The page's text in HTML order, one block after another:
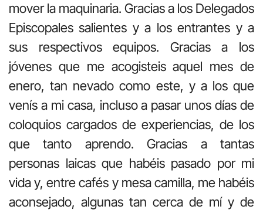
mover la maquinaria. Gracias a los Delegados
Episcopales salientes y a los entrantes y a
sus respectivos equipos. Gracias a los
jóvenes que me acogisteis aquel mes de
enero, tan nevado como este, y a los que
venís a mi casa, incluso a pasar unos días de
coloquios cargados de experiencias, de los
que tanto aprendo. Gracias a tantas
personas laicas que habéis pasado por mi
vida y, entre cafés y mesa camilla, me habéis
aconsejado, algunas tan cerca de mí y de